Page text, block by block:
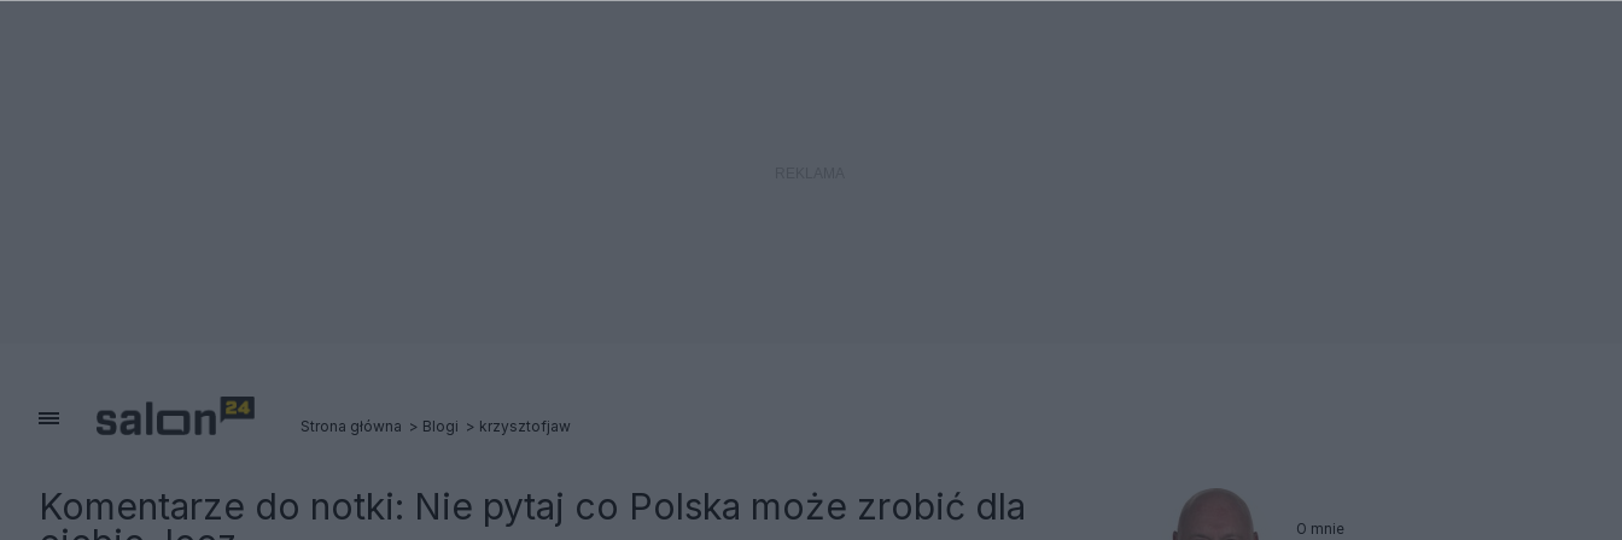
Strona główna Blogi krzysztofjaw
Komentarze do notki: Nie pytaj co Polska może zrobić dla
O mnie